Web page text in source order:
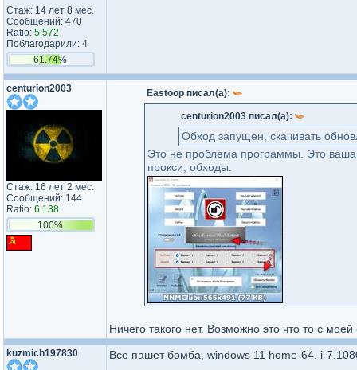
Стаж: 14 лет 8 мес.
Сообщений: 470
Ratio: 5.572
Поблагодарили: 4
61.74%
centurion2003
Стаж: 16 лет 2 мес.
Сообщений: 144
Ratio: 6.138
100%
Eastoop писал(а):
centurion2003 писал(а):
Обход запущен, скачивать
Это не проблема программы. Это
прокси, обходы.
Ничего такого нет. Возможно это что то с
kuzmich197830 Все пашет бомба, windows 11 home-64. i-